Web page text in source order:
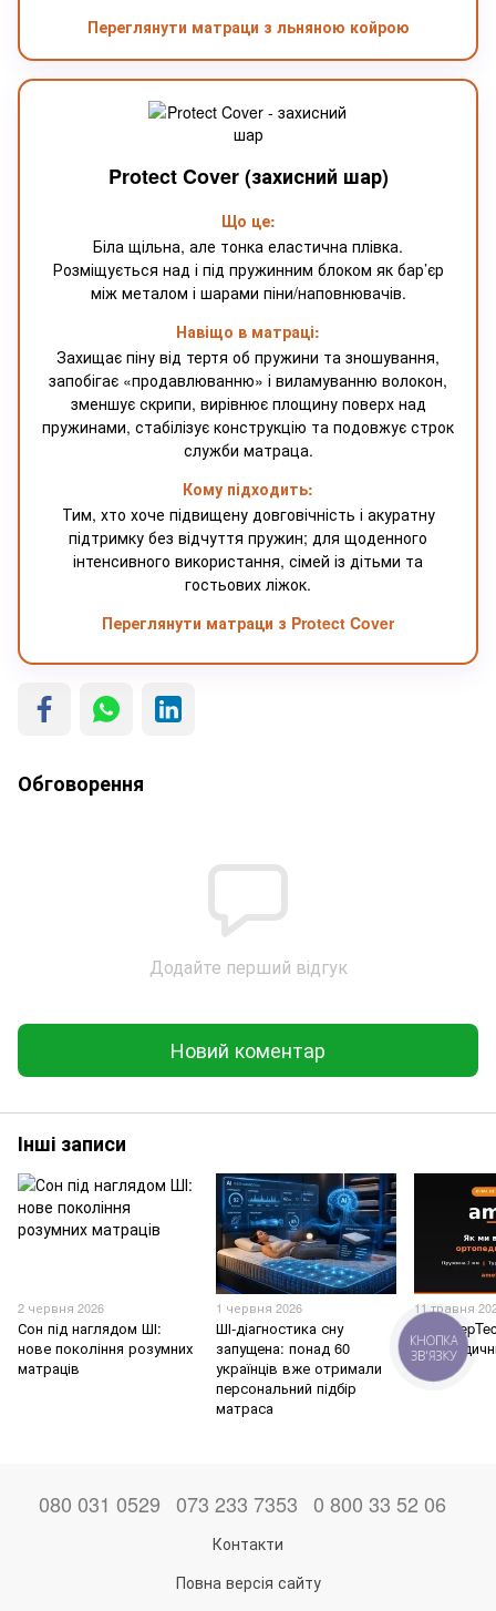
Переглянути матраци з льняною койрою
Protect Cover (захисний шар)
Що це:
Біла щільна, але тонка еластична плівка.
Розміщується над і під пружинним блоком як бар’єр
між металом і шарами піни/наповнювачів.
Навіщо в матраці:
Захищає піну від тертя об пружини та зношування,
запобігає «продавлюванню» і виламуванню волокон,
зменшує скрипи, вирівнює площину поверх над
пружинами, стабілізує конструкцію та подовжує строк
служби матраца.
Кому підходить:
Тим, хто хоче підвищену довговічність і акуратну
підтримку без відчуття пружин; для щоденного
інтенсивного використання, сімей із дітьми та
гостьових ліжок.
Переглянути матраци з Protect Cover
Обговорення
Додайте перший відгук
Новий коментар
Інші записи
2 червня 2026
Сон під наглядом ШІ:
нове покоління розумних
матраців
1 червня 2026
ШІ-діагностика сну
запущена: понад 60
українців вже отримали
персональний підбір
матраса
11 травня
Ми
080 031 0529 073 233 7353 0 800 33 52 06
Контакти
Повна версія сайту
КНОПКА
ЗВ'ЯЗКУ